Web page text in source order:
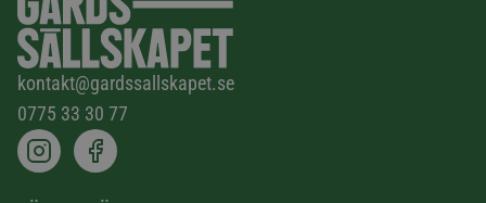
kontakt@gardssallskapet.se
0775 33 30 77